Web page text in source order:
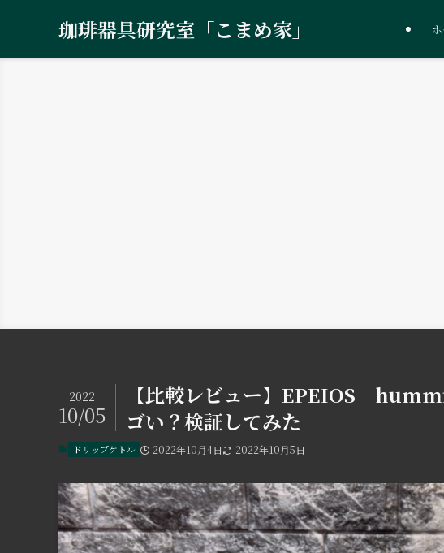
珈琲器具研究室「こまめ家」
【比較レビュー】EPEIOS「
ゴい？検証してみた
2022
10/05
ドリップケトル 2022年10月4日 2022年10月5日